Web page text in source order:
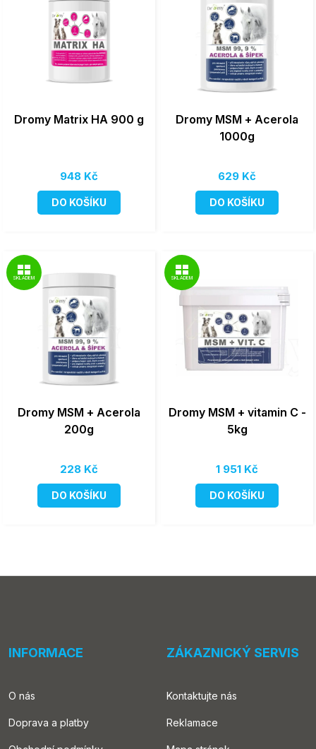
Dromy Matrix HA 900 g
948 Kč
DO KOŠÍKU
Dromy MSM + Acerola
1000g
629 Kč
DO KOŠÍKU
SKLADEM
Dromy MSM + Acerola
200g
228 Kč
DO KOŠÍKU
SKLADEM
Dromy MSM + vitamin C -
5kg
1 951 Kč
DO KOŠÍKU
INFORMACE
O nás
Doprava a platby
ZÁKAZNICKÝ SERVIS
Kontaktujte nás
Reklamace